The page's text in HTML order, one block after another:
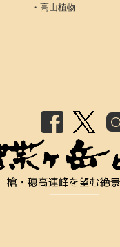
・高山植物